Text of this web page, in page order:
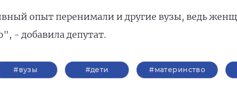
опыт перенимали и другие вузы, ведь
- добавила депутат.
#вузы #дети #материнство